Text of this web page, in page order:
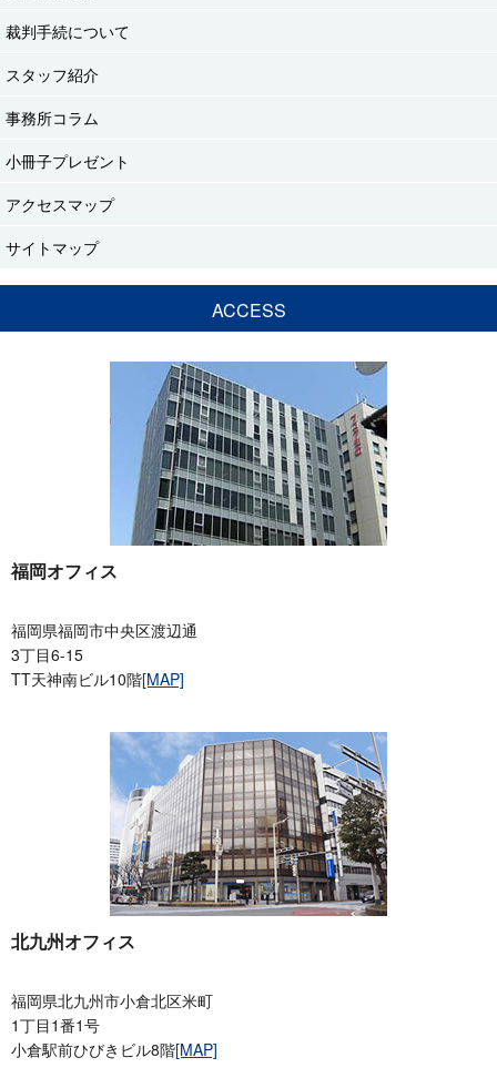
裁判手続について
スタッフ紹介
事務所コラム
小冊子プレゼント
アクセスマップ
サイトマップ
ACCESS
福岡オフィス
福岡県福岡市中央区渡辺通
3丁目6-15
TT天神南ビル10階[MAP]
北九州オフィス
福岡県北九州市小倉北区米町
1丁目1番1号
小倉駅前ひびきビル8階[MAP]